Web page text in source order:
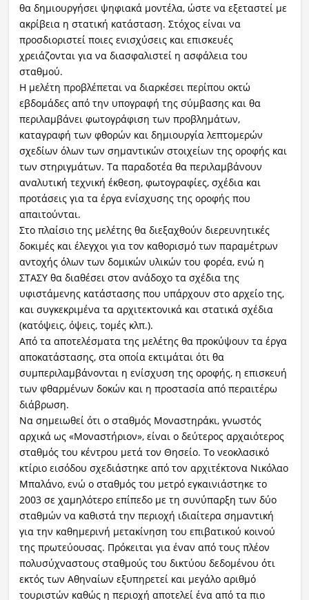
θα δημιουργήσει ψηφιακά μοντέλα, ώστε να εξεταστεί με
ακρίβεια η στατική κατάσταση. Στόχος είναι να
προσδιοριστεί ποιες ενισχύσεις και επισκευές
χρειάζονται για να διασφαλιστεί η ασφάλεια του
σταθμού.
Η μελέτη προβλέπεται να διαρκέσει περίπου οκτώ
εβδομάδες από την υπογραφή της σύμβασης και θα
περιλαμβάνει φωτογράφιση των προβλημάτων,
καταγραφή των φθορών και δημιουργία λεπτομερών
σχεδίων όλων των σημαντικών στοιχείων της οροφής και
των στηριγμάτων. Τα παραδοτέα θα περιλαμβάνουν
αναλυτική τεχνική έκθεση, φωτογραφίες, σχέδια και
προτάσεις για τα έργα ενίσχυσης της οροφής που
απαιτούνται.
Στο πλαίσιο της μελέτης θα διεξαχθούν διερευνητικές
δοκιμές και έλεγχοι για τον καθορισμό των παραμέτρων
αντοχής όλων των δομικών υλικών του φορέα, ενώ η
ΣΤΑΣΥ θα διαθέσει στον ανάδοχο τα σχέδια της
υφιστάμενης κατάστασης που υπάρχουν στο αρχείο της,
και συγκεκριμένα τα αρχιτεκτονικά και στατικά σχέδια
(κατόψεις, όψεις, τομές κλπ.).
Από τα αποτελέσματα της μελέτης θα προκύψουν τα έργα
αποκατάστασης, στα οποία εκτιμάται ότι θα
συμπεριλαμβάνονται η ενίσχυση της οροφής, η επισκευή
των φθαρμένων δοκών και η προστασία από περαιτέρω
διάβρωση.
Να σημειωθεί ότι ο σταθμός Μοναστηράκι, γνωστός
αρχικά ως «Μοναστήριον», είναι ο δεύτερος αρχαιότερος
σταθμός του κέντρου μετά τον Θησείο. Το νεοκλασικό
κτίριο εισόδου σχεδιάστηκε από τον αρχιτέκτονα Νικόλαο
Μπαλάνο, ενώ ο σταθμός του μετρό εγκαινιάστηκε το
2003 σε χαμηλότερο επίπεδο με τη συνύπαρξη των δύο
σταθμών να καθιστά την περιοχή ιδιαίτερα σημαντική
για την καθημερινή μετακίνηση του επιβατικού κοινού
της πρωτεύουσας. Πρόκειται για έναν από τους πλέον
πολυσύχναστους σταθμούς του δικτύου δεδομένου ότι
εκτός των Αθηναίων εξυπηρετεί και μεγάλο αριθμό
τουριστών καθώς η περιοχή αποτελεί ένα από τα πιο